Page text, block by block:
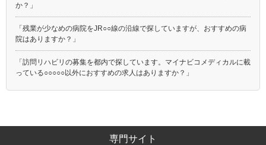
か？」
「残業が少なめの病院をJR○○線の沿線で探していますが、おすすめの病
院はありますか？」
「訪問リハビリの募集を都内で探しています。マイナビコメディカルに載
っている○○○○○以外におすすめの求人はありますか？」
専門サイト